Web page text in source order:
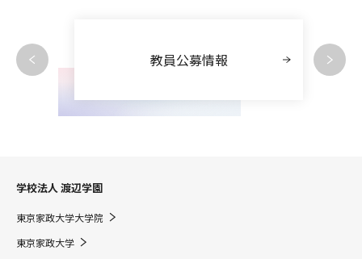
教員公募情報
学校法人 渡辺学園
東京家政大学大学院
東京家政大学